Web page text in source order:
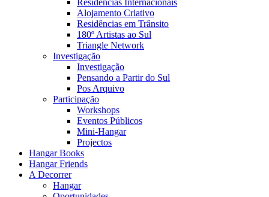
Residências Internacionais
Alojamento Criativo
Residências em Trânsito
180º Artistas ao Sul
Triangle Network
Investigação
Investigação
Pensando a Partir do Sul
Pos Arquivo
Participação
Workshops
Eventos Públicos
Mini-Hangar
Projectos
Hangar Books
Hangar Friends
A Decorrer
Hangar